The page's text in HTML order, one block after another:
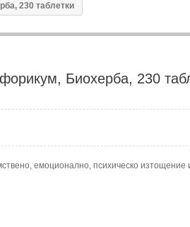
230 таблетки
Биохерба, 230
емоционално, психическо изтощение